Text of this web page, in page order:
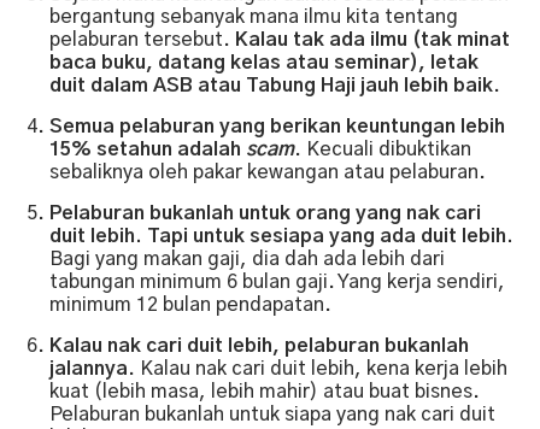
bergantung sebanyak mana ilmu kita tentang
pelaburan tersebut. Kalau tak ada ilmu (tak minat
baca buku, datang kelas atau seminar), letak
duit dalam ASB atau Tabung Haji jauh lebih baik.
Semua pelaburan yang berikan keuntungan lebih
15% setahun adalah scam. Kecuali dibuktikan
sebaliknya oleh pakar kewangan atau pelaburan.
Pelaburan bukanlah untuk orang yang nak cari
duit lebih. Tapi untuk sesiapa yang ada duit lebih.
Bagi yang makan gaji, dia dah ada lebih dari
tabungan minimum 6 bulan gaji. Yang kerja sendiri,
minimum 12 bulan pendapatan.
Kalau nak cari duit lebih, pelaburan bukanlah
jalannya. Kalau nak cari duit lebih, kena kerja lebih
kuat (lebih masa, lebih mahir) atau buat bisnes.
Pelaburan bukanlah untuk siapa yang nak cari duit